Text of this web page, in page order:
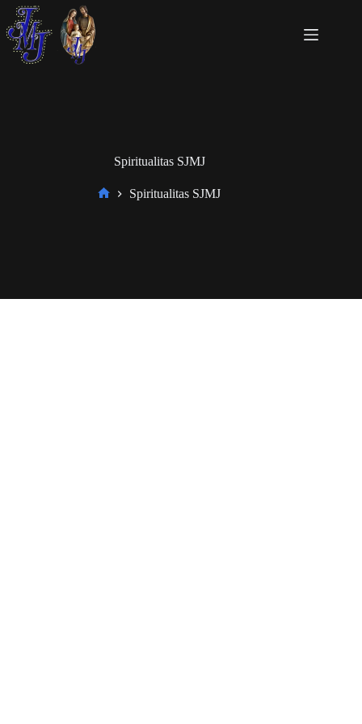
Spiritualitas SJMJ
Spiritualitas SJMJ